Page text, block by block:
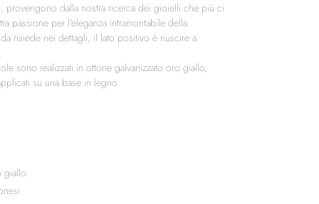
provengono dalla nostra ricerca dei gioielli che più ci
passione per l'eleganza intramontabile della
risiede nei dettagli, il lato positivo è riuscire a
sono realizzati in ottone galvanizzato oro giallo,
su una base in legno.
giallo